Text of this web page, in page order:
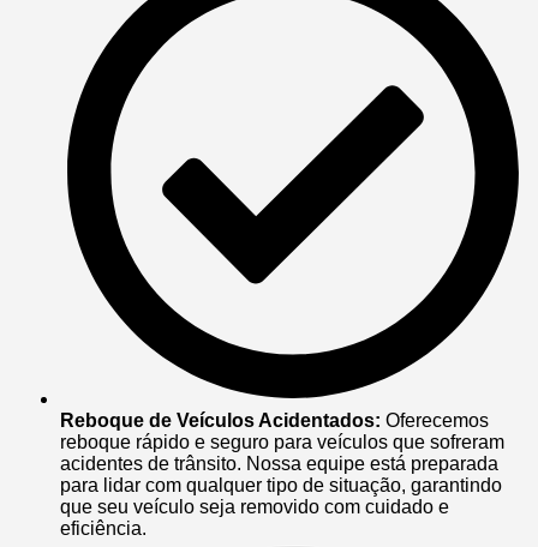
Reboque de Veículos Acidentados: Oferecemos
reboque rápido e seguro para veículos que sofreram
acidentes de trânsito. Nossa equipe está preparada
para lidar com qualquer tipo de situação, garantindo
que seu veículo seja removido com cuidado e
eficiência.